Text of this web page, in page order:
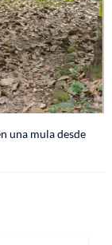
una mula desde